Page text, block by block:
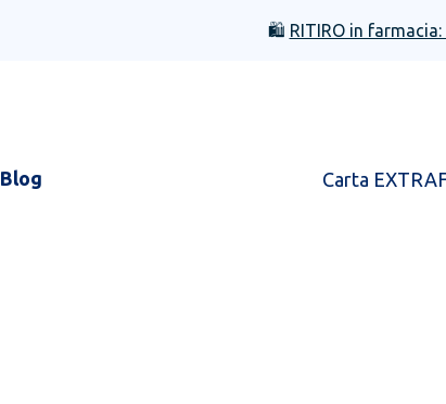
🛍️ RITIRO in
Blog Carta EXTRA